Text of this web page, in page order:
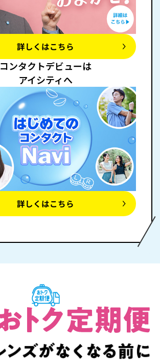
詳しくはこちら
コンタクトデビューは
アイシティへ
詳しくはこちら